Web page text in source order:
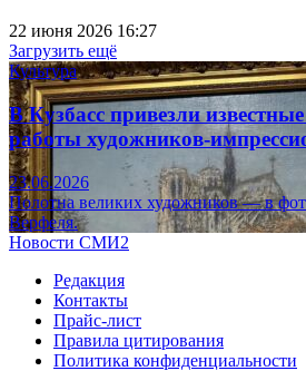
22 июня 2026 16:27
Загрузить ещё
Культура
В Кузбасс привезли
работы художников-
23.06.2026
Полотна великих художников — в
Верфеля.
Новости СМИ2
Редакция
Контакты
Прайс-лист
Правила цитирования
Политика конфиденциальности